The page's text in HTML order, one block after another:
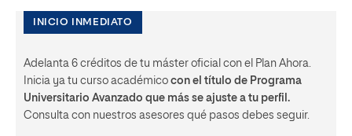
INICIO INMEDIATO
Adelanta 6 créditos de tu máster oficial con el Plan Ahora.
Inicia ya tu curso académico con el título de Programa
Universitario Avanzado que más se ajuste a tu perfil.
Consulta con nuestros asesores qué pasos debes seguir.